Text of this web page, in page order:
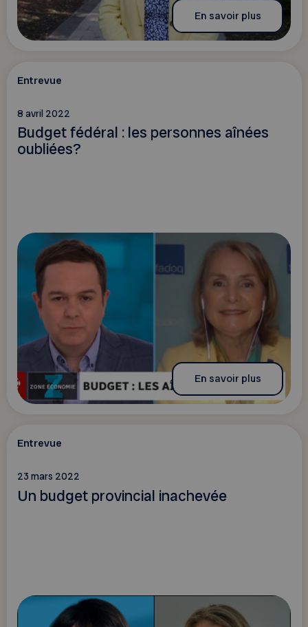
En savoir plus
Entrevue
8 avril 2022
Budget fédéral : les personnes aînées
oubliées?
En savoir plus
Entrevue
23 mars 2022
Un budget provincial inachevée